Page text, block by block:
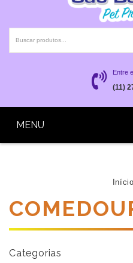
Entre
(11)
MENU
Nossos Produtos
Diferenciais
Baixar Catálogo
Início
Categorias